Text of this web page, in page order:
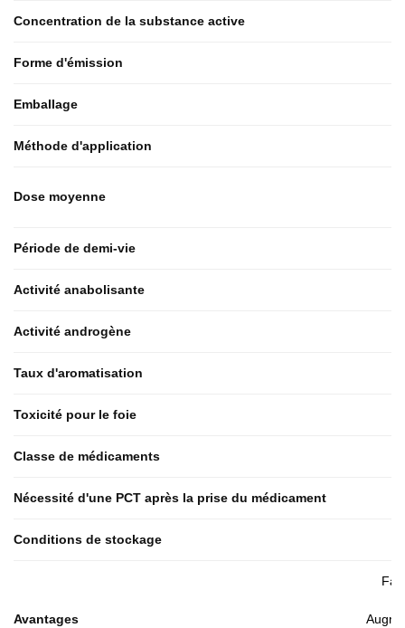
Concentration de la substance active
Forme d'émission
Emballage
Méthode d'application
Dose moyenne
Période de demi-vie
Activité anabolisante
Activité androgène
Taux d'aromatisation
Toxicité pour le foie
Classe de médicaments
Nécessité d'une PCT après la prise du médicament
Conditions de stockage
Avantages